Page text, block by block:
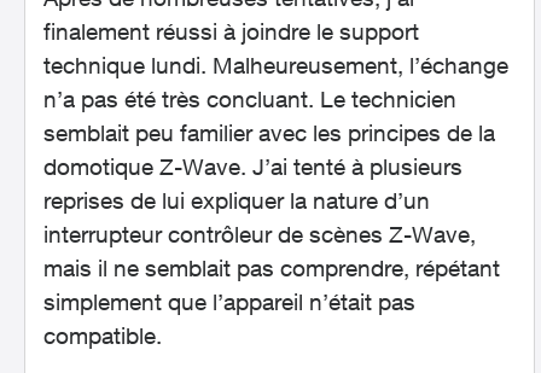
finalement réussi à joindre le support
technique lundi. Malheureusement, l’échange
n’a pas été très concluant. Le technicien
semblait peu familier avec les principes de la
domotique Z-Wave. J’ai tenté à plusieurs
reprises de lui expliquer la nature d’un
interrupteur contrôleur de scènes Z-Wave,
mais il ne semblait pas comprendre, répétant
simplement que l’appareil n’était pas
compatible.